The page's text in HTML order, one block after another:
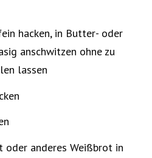
hacken, in Butter- oder
anschwitzen ohne zu
lassen
oder anderes Weißbrot in